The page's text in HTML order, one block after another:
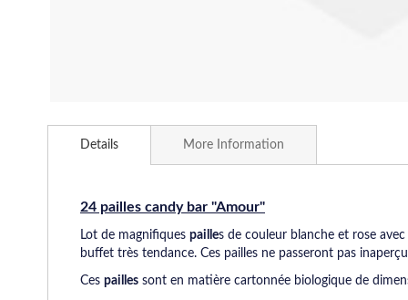
to
gallery
Details
24 pailles candy bar "Amour"
Lot de magnifiques pailles de couleur blanche et rose
buffet très tendance. Ces pailles ne passeront pas
Ces pailles sont en matière cartonnée biologique de
More Information